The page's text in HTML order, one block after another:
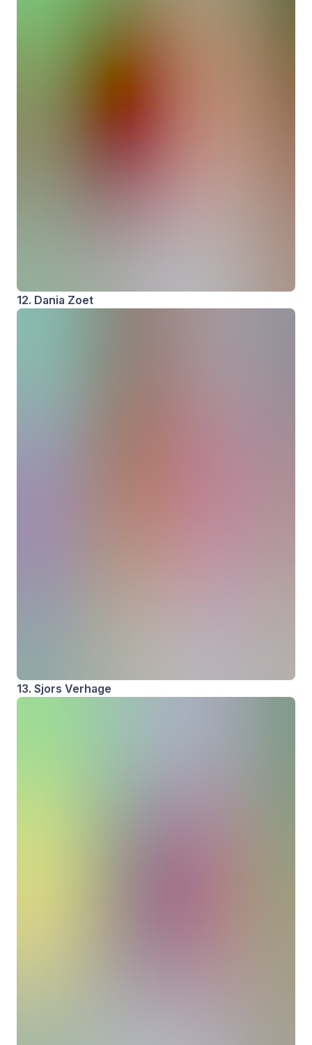
12. Dania Zoet
13. Sjors Verhage